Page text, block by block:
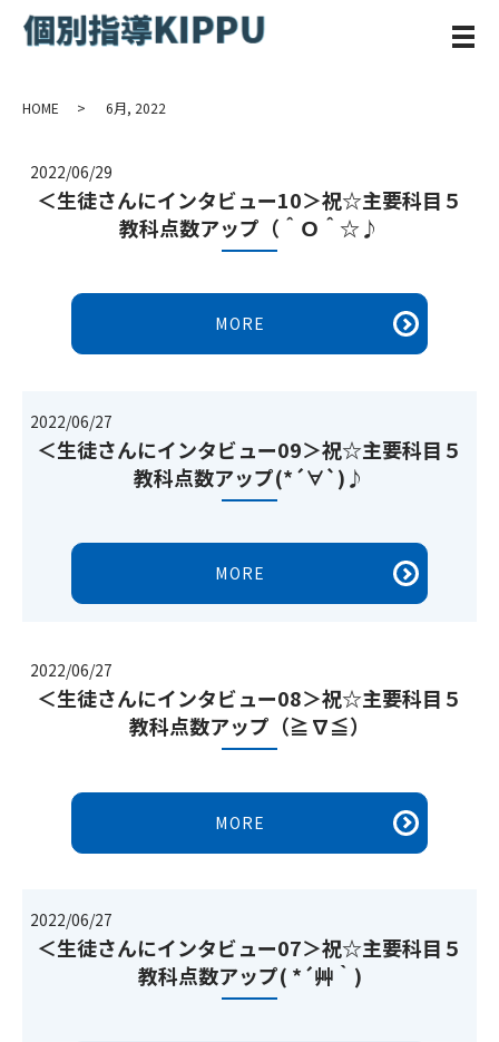
メ
HOME 6月, 2022
2022/06/29
＜生徒さんにインタビュー10＞祝☆主要科目５
教科点数アップ（＾Ｏ＾☆♪
MORE
2022/06/27
＜生徒さんにインタビュー09＞祝☆主要科目５
教科点数アップ(*´∀`)♪
MORE
2022/06/27
＜生徒さんにインタビュー08＞祝☆主要科目５
教科点数アップ（≧∇≦）
MORE
2022/06/27
＜生徒さんにインタビュー07＞祝☆主要科目５
教科点数アップ( *´艸｀)